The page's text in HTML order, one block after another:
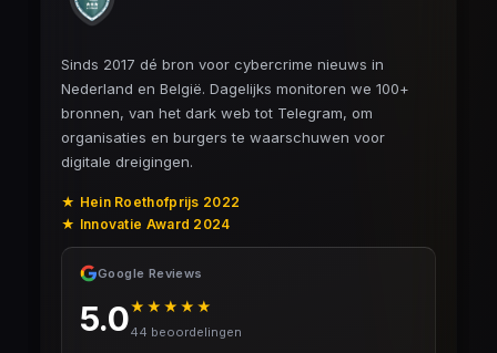
Sinds 2017 dé bron voor cybercrime nieuws in
Nederland en België. Dagelijks monitoren we 100+
bronnen, van het dark web tot Telegram, om
organisaties en burgers te waarschuwen voor
digitale dreigingen.
★ Hein Roethofprijs 2022
★ Innovatie Award 2024
Google Reviews
5.0★★★★★
44 beoordelingen